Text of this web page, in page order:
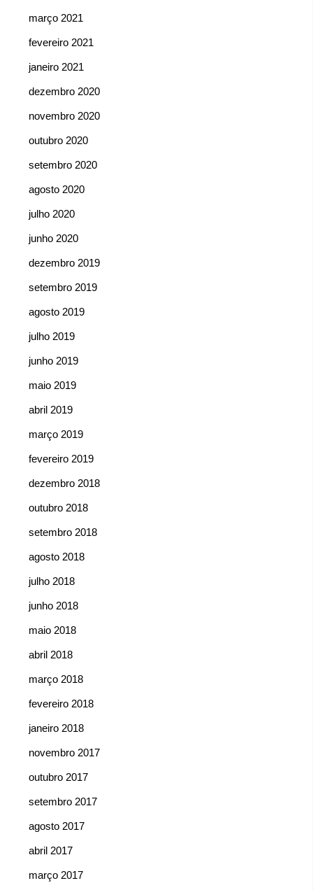
março 2021
fevereiro 2021
janeiro 2021
dezembro 2020
novembro 2020
outubro 2020
setembro 2020
agosto 2020
julho 2020
junho 2020
dezembro 2019
setembro 2019
agosto 2019
julho 2019
junho 2019
maio 2019
abril 2019
março 2019
fevereiro 2019
dezembro 2018
outubro 2018
setembro 2018
agosto 2018
julho 2018
junho 2018
maio 2018
abril 2018
março 2018
fevereiro 2018
janeiro 2018
novembro 2017
outubro 2017
setembro 2017
agosto 2017
abril 2017
março 2017